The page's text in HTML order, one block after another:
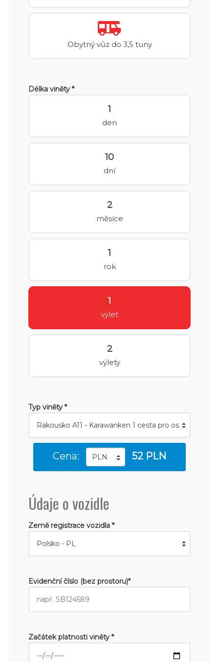
Obytný vůz do 3,5 tuny
Délka viněty *
1
den
10
dní
2
měsíce
1
rok
1
výlet
2
výlety
Typ viněty *
Cena: 52 PLN
Údaje o vozidle
Země registrace vozidla *
Evidenční číslo (bez prostoru)*
Začátek platnosti viněty *